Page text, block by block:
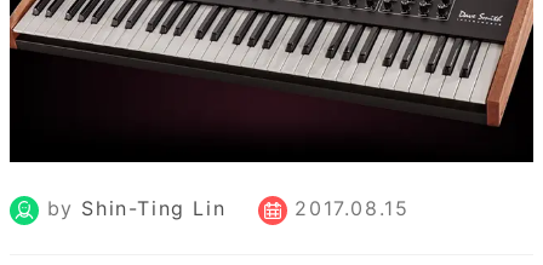
by Shin-Ting Lin 2017.08.15